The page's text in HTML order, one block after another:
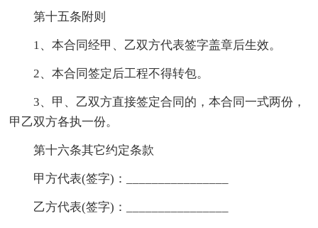
第十五条附则
1、本合同经甲、乙双方代表签字盖章后生效。
2、本合同签定后工程不得转包。
3、甲、乙双方直接签定合同的，本合同一式两份，
甲乙双方各执一份。
第十六条其它约定条款
甲方代表(签字)：________________
乙方代表(签字)：________________